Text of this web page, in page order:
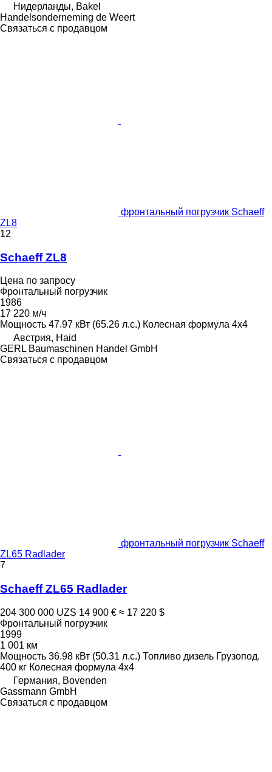
Нидерланды, Bakel
Handelsonderneming de Weert
Связаться с продавцом
фронтальный погрузчик Schaeff
ZL8
12
Schaeff ZL8
Цена по запросу
Фронтальный погрузчик
1986
17 220 м/ч
Мощность 47.97 кВт (65.26 л.с.) Колесная формула 4x4
Австрия, Haid
GERL Baumaschinen Handel GmbH
Связаться с продавцом
фронтальный погрузчик Schaeff
ZL65 Radlader
7
Schaeff ZL65 Radlader
204 300 000 UZS 14 900 € ≈ 17 220 $
Фронтальный погрузчик
1999
1 001 км
Мощность 36.98 кВт (50.31 л.с.) Топливо дизель Грузопод.
400 кг Колесная формула 4x4
Германия, Bovenden
Gassmann GmbH
Связаться с продавцом